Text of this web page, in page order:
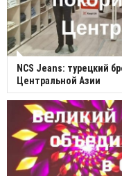
NCS Jeans: турецкий
Центральной Азии